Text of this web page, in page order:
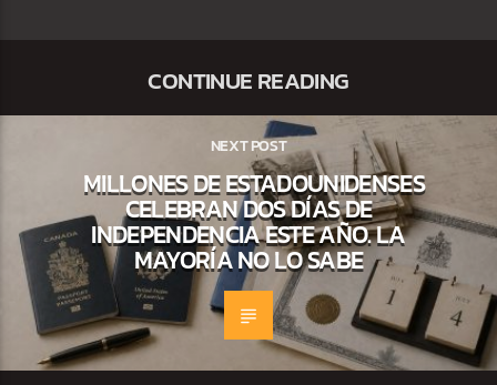
CONTINUE READING
NEXT POST
MILLONES DE ESTADOUNIDENSES
CELEBRAN DOS DÍAS DE
INDEPENDENCIA ESTE AÑO. LA
MAYORÍA NO LO SABE